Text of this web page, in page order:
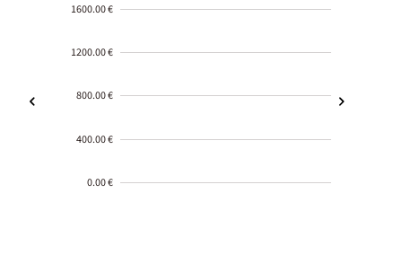
1600.00 €
1200.00 €
800.00 €
400.00 €
0.00 €